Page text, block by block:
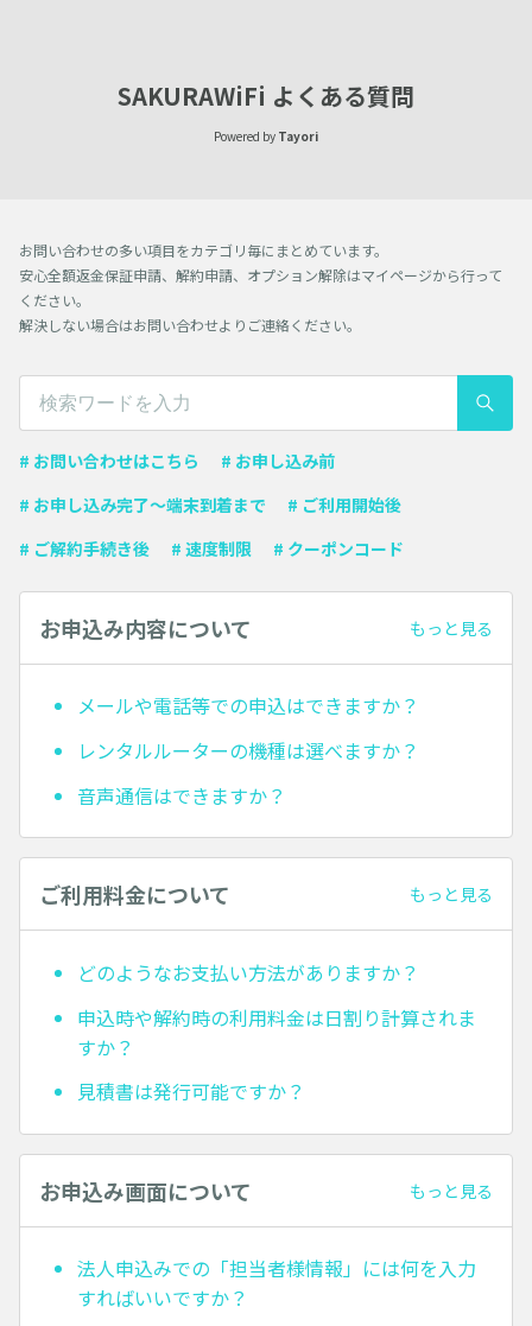
SAKURAWiFi よくある質問
Powered by Tayori
お問い合わせの多い項目をカテゴリ毎にまとめています。
安心全額返金保証申請、解約申請、オプション解除はマイページから行って
ください。
解決しない場合はお問い合わせよりご連絡ください。
# お問い合わせはこちら
# お申し込み前
# お申し込み完了〜端末到着まで
# ご利用開始後
# ご解約手続き後
# 速度制限 # クーポンコード
お申込み内容について もっと見る
メールや電話等での申込はできますか？
レンタルルーターの機種は選べますか？
音声通信はできますか？
ご利用料金について もっと見る
どのようなお支払い方法がありますか？
申込時や解約時の利用料金は日割り計算されま
すか？
見積書は発行可能ですか？
お申込み画面について もっと見る
法人申込みでの「担当者様情報」には何を入力
すればいいですか？